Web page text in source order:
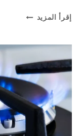
إقرأ المزيد تصليح